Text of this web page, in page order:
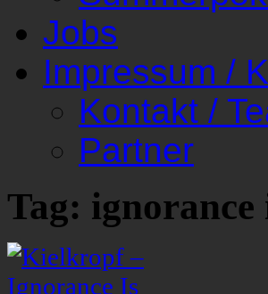
Jobs
Impressum /
Kontakt /
Partner
Tag: ignorance